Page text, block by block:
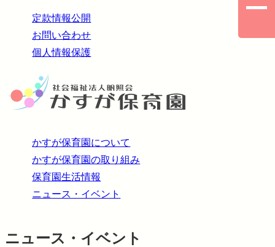
定款情報公開
お問い合わせ
個人情報保護
かすが保育園について
かすが保育園の取り組み
保育園生活情報
ニュース・イベント
ニュース・イベント